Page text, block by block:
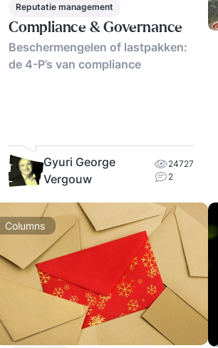
Reputatie management
Compliance & Governance
Beschermengelen of lastpakken:
de 4-P’s van compliance
Gyuri George
Vergouw
24727
2
Columns